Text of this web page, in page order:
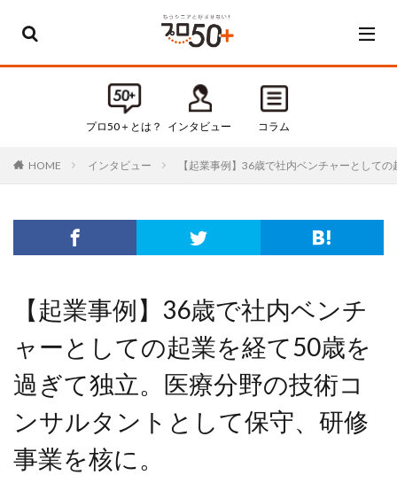
プロ50＋とは？ インタビュー コラム
HOME インタビュー 【起業事例】36歳で社内ベンチャーとして
【起業事例】36歳で社内ベンチ
ャーとしての起業を経て50歳を
過ぎて独立。医療分野の技術コ
ンサルタントとして保守、研修
事業を核に。
すべてのカテゴリ
お知らせ
コラム
セミナー・イベント
タグ
50代 50代起業
60代 60代起業
アルバイト
カウンセラー コンサルタント
コーチング